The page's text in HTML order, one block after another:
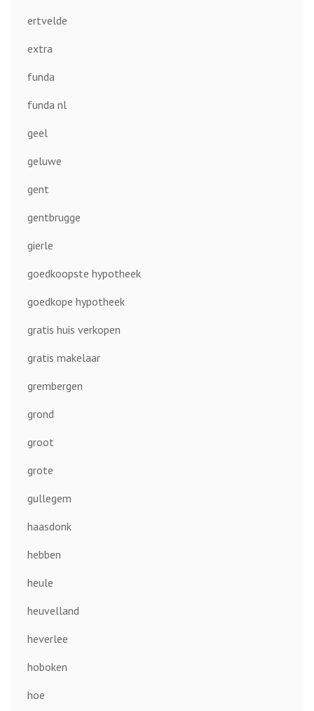
ertvelde
extra
funda
funda nl
geel
geluwe
gent
gentbrugge
gierle
goedkoopste hypotheek
goedkope hypotheek
gratis huis verkopen
gratis makelaar
grembergen
grond
groot
grote
gullegem
haasdonk
hebben
heule
heuvelland
heverlee
hoboken
hoe